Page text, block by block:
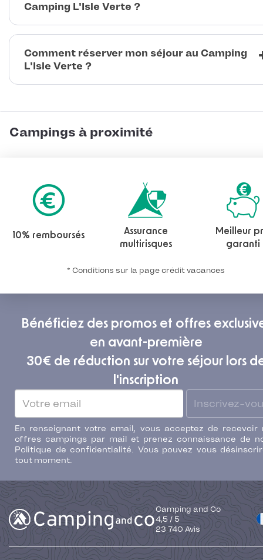
Camping L'Isle Verte ?
Comment réserver mon séjour au Camping
L'Isle Verte ?
Campings à proximité
10% remboursés
Assurance
multirisques
Meilleur
garanti
* Conditions sur la page crédit vacances
Bénéficiez des promos et offres
en avant-première
30€ de réduction sur votre séjour lors
l'inscription
Inscrivez-
En renseignant votre email, vous acceptez de recevoir
offres campings par mail et prenez connaissance de
Politique de confidentialité. Vous pouvez vous
tout moment.
Camping and Co
4,5 / 5
23 740 Avis